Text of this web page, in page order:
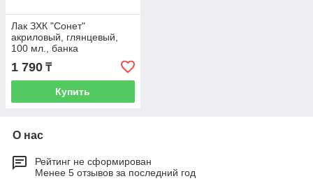
Лак ЗХК "Сонет"
акриловый, глянцевый,
100 мл., банка
1 790 ₸
Купить
О нас
Рейтинг не сформирован
Менее 5 отзывов за последний год